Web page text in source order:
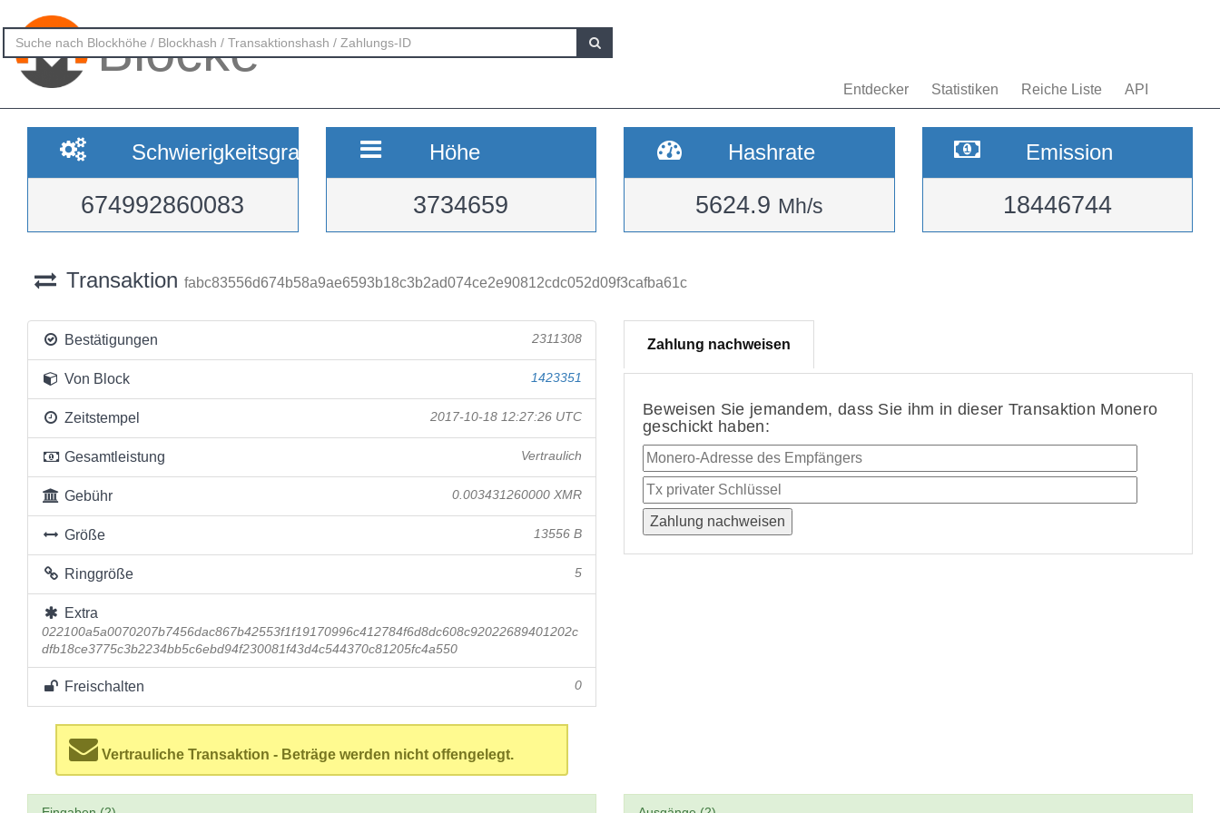
Blöcke
Entdecker Statistiken Reiche Liste API
Schwierigkeitsgrad
674992860083
Höhe
3734659
Hashrate
5624.9 Mh/s
Emission
18446744
Transaktion fabc83556d674b58a9ae6593b18c3b2ad074ce2e90812cdc052d09f3cafba61c
Bestätigungen 2311308
Von Block 1423351
Zeitstempel 2017-10-18 12:27:26 UTC
Gesamtleistung Vertraulich
Gebühr 0.003431260000 XMR
Größe 13556 B
Ringgröße 5
Extra
022100a5a0070207b7456dac867b42553f1f19170996c412784f6d8dc608c92022689401202c
dfb18ce3775c3b2234bb5c6ebd94f230081f43d4c544370c81205fc4a550
Freischalten 0
Vertrauliche Transaktion - Beträge werden nicht offengelegt.
Zahlung nachweisen
Beweisen Sie jemandem, dass Sie ihm in dieser Transaktion Monero
geschickt haben: